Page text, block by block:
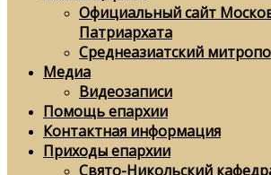
Официальный сайт
Патриархата
Среднеазиатский
Медиа
Видеозаписи
Помощь епархии
Контактная информация
Приходы епархии
Свято-Никольский